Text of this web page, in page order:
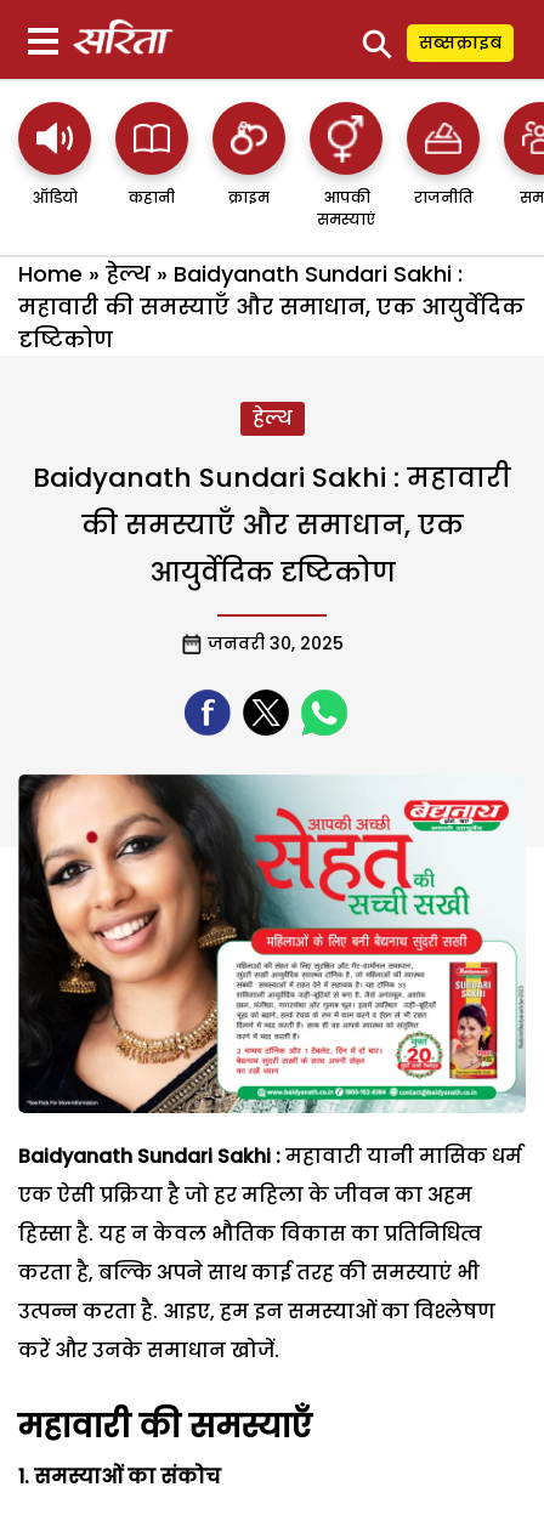
⚲ सब्सक्राइब
ऑडियो कहानी क्राइम
आपकी
समस्याएं
राजनीति
Home » हेल्थ » Baidyanath Sundari Sakhi :
महावारी की समस्याएँ और समाधान, एक आयुर्वेदिक
दृष्टिकोण
हेल्थ
Baidyanath Sundari Sakhi : महावारी
की समस्याएँ और समाधान, एक
आयुर्वेदिक दृष्टिकोण
जनवरी 30, 2025
Baidyanath Sundari Sakhi :महावारी यानी मासिक धर्म
एक ऐसी प्रक्रिया है जो हर महिला के जीवन का अहम
हिस्सा है. यह न केवल भौतिक विकास का प्रतिनिधित्व
करता है, बल्कि अपने साथ काई तरह की समस्याएं भी
उत्पन्न करता है. आइए, हम इन समस्याओं का विश्लेषण
करें और उनके समाधान खोजें.
महावारी की समस्याएँ
1. समस्याओं का संकोच